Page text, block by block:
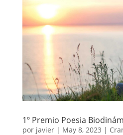
1º Premio Poesia
por javier| May 8, 2023 |